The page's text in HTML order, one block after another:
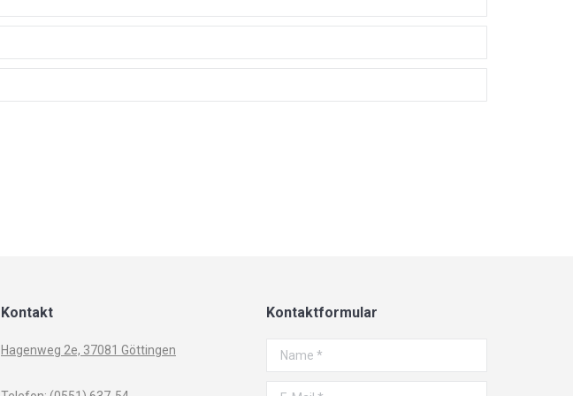
Kontakt
Hagenweg 2e, 37081 Göttingen
Kontaktformular
Name *
E-Mail *